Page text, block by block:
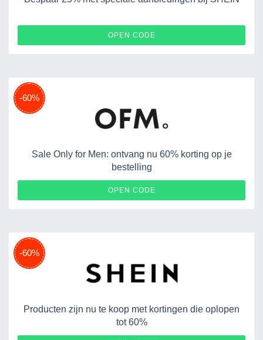
OPEN CODE
-60%
Sale Only for Men: ontvang nu 60% korting op je
bestelling
OPEN CODE
-60%
Producten zijn nu te koop met kortingen die oplopen
tot 60%